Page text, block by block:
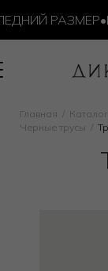
РАЗМЕР•
Главная Каталог
Черные трусы